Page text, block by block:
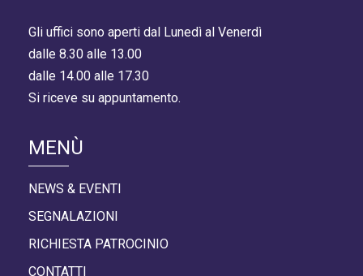
Gli uffici sono aperti dal Lunedì al Venerdì
dalle 8.30 alle 13.00
dalle 14.00 alle 17.30
Si riceve su appuntamento.
MENÙ
NEWS & EVENTI
SEGNALAZIONI
RICHIESTA PATROCINIO
CONTATTI